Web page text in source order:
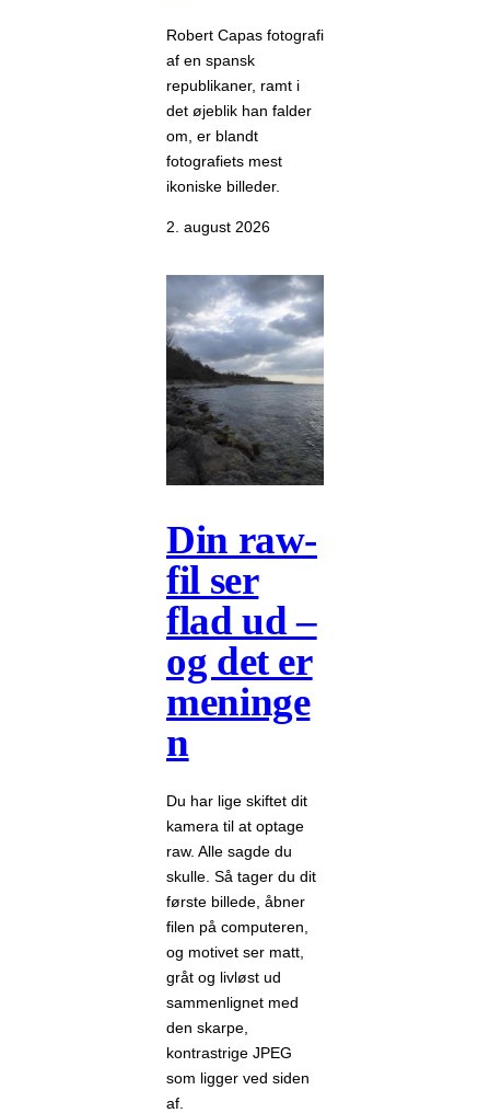
Robert Capas fotografi
af en spansk
republikaner, ramt i
det øjeblik han falder
om, er blandt
fotografiets mest
ikoniske billeder.
2. august 2026
Din raw-
fil ser
flad ud –
og det er
meninge
n
Du har lige skiftet dit
kamera til at optage
raw. Alle sagde du
skulle. Så tager du dit
første billede, åbner
filen på computeren,
og motivet ser matt,
gråt og livløst ud
sammenlignet med
den skarpe,
kontrastrige JPEG
som ligger ved siden
af.